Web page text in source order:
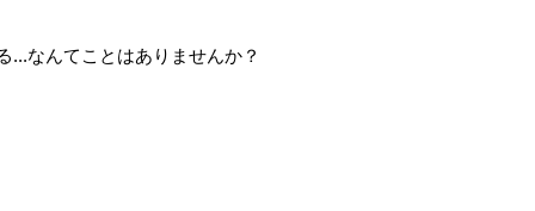
なんてことはありませんか？